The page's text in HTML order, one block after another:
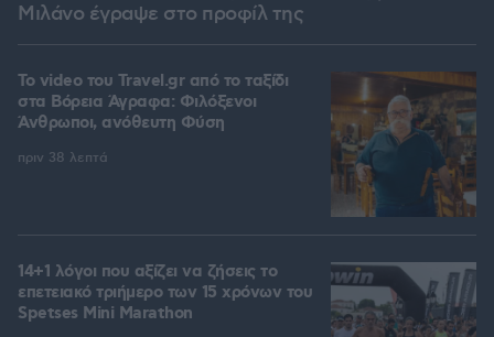
Μιλάνο έγραψε στο προφίλ της
To video του Travel.gr από το ταξίδι
στα Βόρεια Άγραφα: Φιλόξενοι
Άνθρωποι, ανόθευτη Φύση
πριν 38 λεπτά
14+1 λόγοι που αξίζει να ζήσεις το
επετειακό τριήμερο των 15 χρόνων του
Spetses Mini Marathon